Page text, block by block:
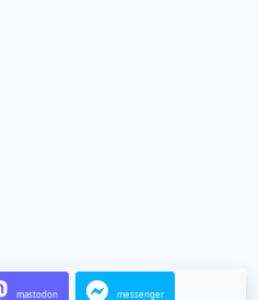
mastodon messenger